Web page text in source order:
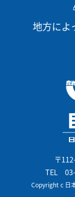
地方によ
〒
TEL
Copyright c 日